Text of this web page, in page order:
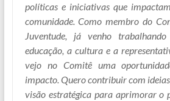
políticas e iniciativas que
comunidade. Como membro do
Juventude, já venho
educação, a cultura e a
vejo no Comitê uma
impacto. Quero contribuir com
visão estratégica para aprimorar o